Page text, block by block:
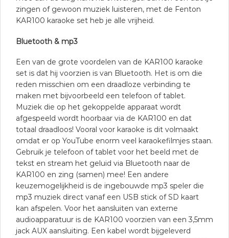
zingen of gewoon muziek luisteren, met de Fenton
KAR100 karaoke set heb je alle vrijheid.
Bluetooth & mp3
Een van de grote voordelen van de KAR100 karaoke
set is dat hij voorzien is van Bluetooth. Het is om die
reden misschien om een draadloze verbinding te
maken met bijvoorbeeld een telefoon of tablet.
Muziek die op het gekoppelde apparaat wordt
afgespeeld wordt hoorbaar via de KAR100 en dat
totaal draadloos! Vooral voor karaoke is dit volmaakt
omdat er op YouTube enorm veel karaokefilmjes staan.
Gebruik je telefoon of tablet voor het beeld met de
tekst en stream het geluid via Bluetooth naar de
KAR100 en zing (samen) mee! Een andere
keuzemogelijkheid is de ingebouwde mp3 speler die
mp3 muziek direct vanaf een USB stick of SD kaart
kan afspelen. Voor het aansluiten van externe
audioapparatuur is de KAR100 voorzien van een 3,5mm
jack AUX aansluiting. Een kabel wordt bijgeleverd